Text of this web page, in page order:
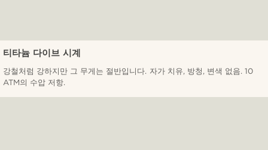
티타늄 다이브 시계
강철처럼 강하지만 그 무게는 절반입니다. 자가 치유, 방청, 변색 없음. 10
ATM의 수압 저항.